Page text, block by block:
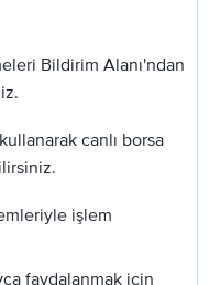
Bildirim Alanı'ndan
canlı borsa
işlem
faydalanmak için